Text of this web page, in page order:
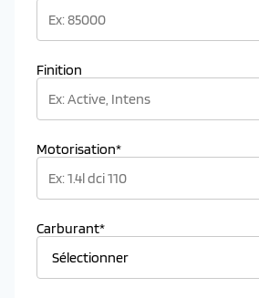
Finition
Motorisation*
Carburant*